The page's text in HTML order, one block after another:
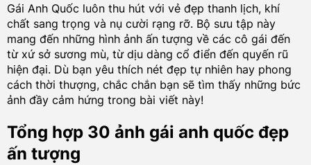
Gái Anh Quốc luôn thu hút với vẻ đẹp thanh lịch, khí
chất sang trọng và nụ cười rạng rỡ. Bộ sưu tập này
mang đến những hình ảnh ấn tượng về các cô gái đến
từ xứ sở sương mù, từ dịu dàng cổ điển đến quyến rũ
hiện đại. Dù bạn yêu thích nét đẹp tự nhiên hay phong
cách thời thượng, chắc chắn bạn sẽ tìm thấy những bức
ảnh đầy cảm hứng trong bài viết này!
Tổng hợp 30 ảnh gái anh quốc đẹp
ấn tượng